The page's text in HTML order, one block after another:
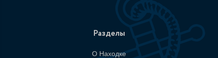
Разделы
О Находке